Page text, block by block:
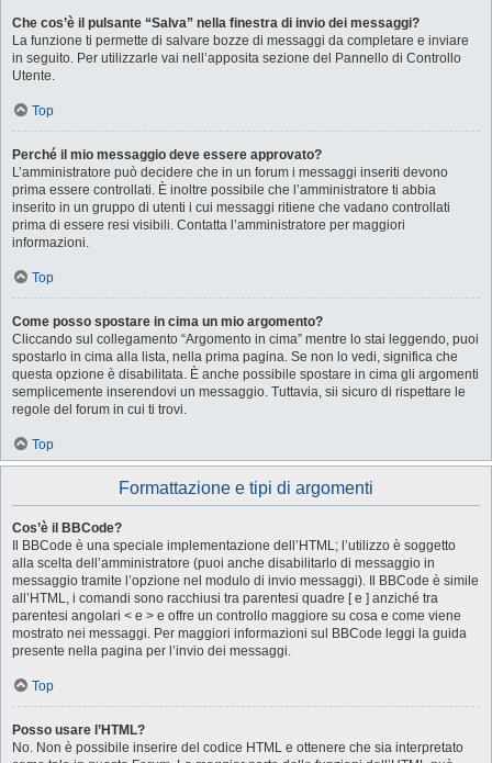
Che cos’è il pulsante “Salva” nella finestra di invio dei messaggi?
La funzione ti permette di salvare bozze di messaggi da completare e inviare
in seguito. Per utilizzarle vai nell’apposita sezione del Pannello di Controllo
Utente.
Top
Perché il mio messaggio deve essere approvato?
L’amministratore può decidere che in un forum i messaggi inseriti devono
prima essere controllati. È inoltre possibile che l’amministratore ti abbia
inserito in un gruppo di utenti i cui messaggi ritiene che vadano controllati
prima di essere resi visibili. Contatta l’amministratore per maggiori
informazioni.
Top
Come posso spostare in cima un mio argomento?
Cliccando sul collegamento “Argomento in cima” mentre lo stai leggendo, puoi
spostarlo in cima alla lista, nella prima pagina. Se non lo vedi, significa che
questa opzione è disabilitata. È anche possibile spostare in cima gli argomenti
semplicemente inserendovi un messaggio. Tuttavia, sii sicuro di rispettare le
regole del forum in cui ti trovi.
Top
Formattazione e tipi di argomenti
Cos’è il BBCode?
Il BBCode è una speciale implementazione dell’HTML; l’utilizzo è soggetto
alla scelta dell’amministratore (puoi anche disabilitarlo di messaggio in
messaggio tramite l’opzione nel modulo di invio messaggi). Il BBCode è simile
all’HTML, i comandi sono racchiusi tra parentesi quadre [ e ] anziché tra
parentesi angolari < e > e offre un controllo maggiore su cosa e come viene
mostrato nei messaggi. Per maggiori informazioni sul BBCode leggi la guida
presente nella pagina per l’invio dei messaggi.
Top
Posso usare l’HTML?
No. Non è possibile inserire del codice HTML e ottenere che sia interpretato